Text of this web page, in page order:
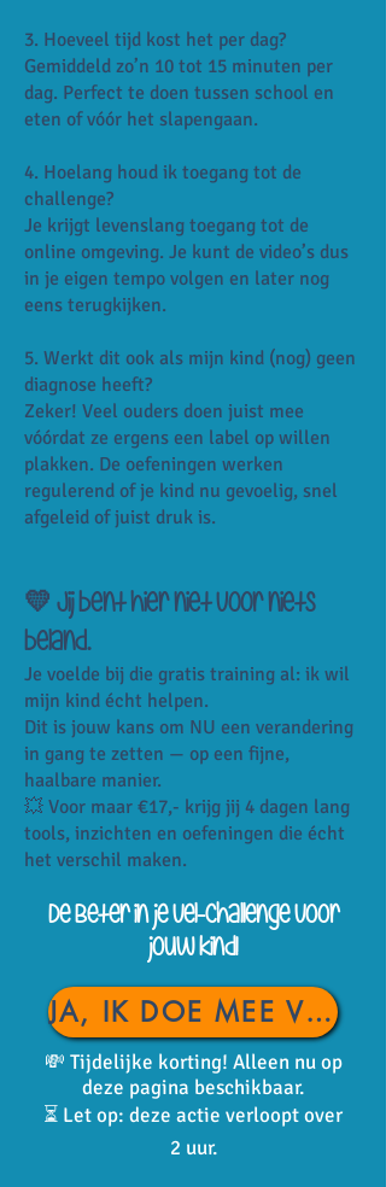
3. Hoeveel tijd kost het per dag?
Gemiddeld zo’n 10 tot 15 minuten per
dag. Perfect te doen tussen school en
eten of vóór het slapengaan.
4. Hoelang houd ik toegang tot de
challenge?
Je krijgt levenslang toegang tot de
online omgeving. Je kunt de video’s dus
in je eigen tempo volgen en later nog
eens terugkijken.
5. Werkt dit ook als mijn kind (nog) geen
diagnose heeft?
Zeker! Veel ouders doen juist mee
vóórdat ze ergens een label op willen
plakken. De oefeningen werken
regulerend of je kind nu gevoelig, snel
afgeleid of juist druk is.
💛 Jij bent hier niet voor niets
beland.
Je voelde bij die gratis training al: ik wil
mijn kind écht helpen.
Dit is jouw kans om NU een verandering
in gang te zetten — op een fijne,
haalbare manier.
💥 Voor maar €17,- krijg jij 4 dagen lang
tools, inzichten en oefeningen die écht
het verschil maken.
De Beter in je vel-challenge voor
jouw kind!
JA, IK DOE MEE VOOR €17,-
💸 Tijdelijke korting! Alleen nu op
deze pagina beschikbaar.
⏳ Let op: deze actie verloopt over
2 uur.